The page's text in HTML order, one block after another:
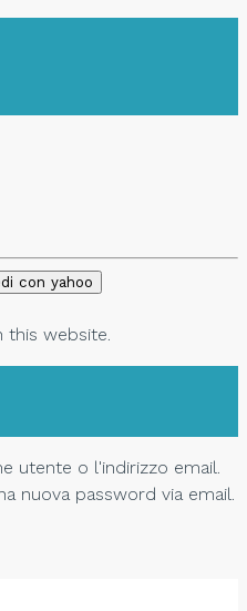
con yahoo
this website.
utente o l'indirizzo email.
nuova password via email.